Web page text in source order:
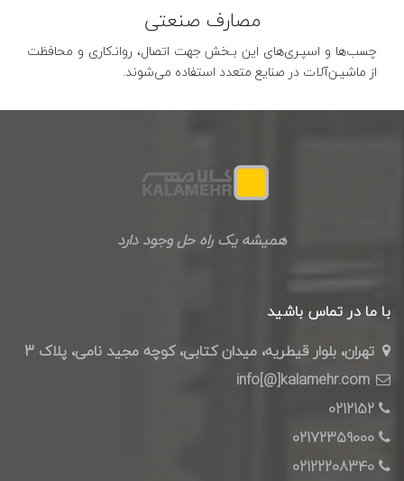
مصارف صنعتی
چسب‌ها و اسپـری‌های این بـخش جهت اتصال، روانـ‌کاری و محافظت
از ماشیـن‌آلات در صنایع متعدد استفاده می‌شوند.
همیشه یک راه حل وجود دارد
با ما در تماس باشید
تهران، بلوار قیطریه، میدان کتابی، کوچه مجید نامی، پلاک 3
0212152
02172359000
02122208340